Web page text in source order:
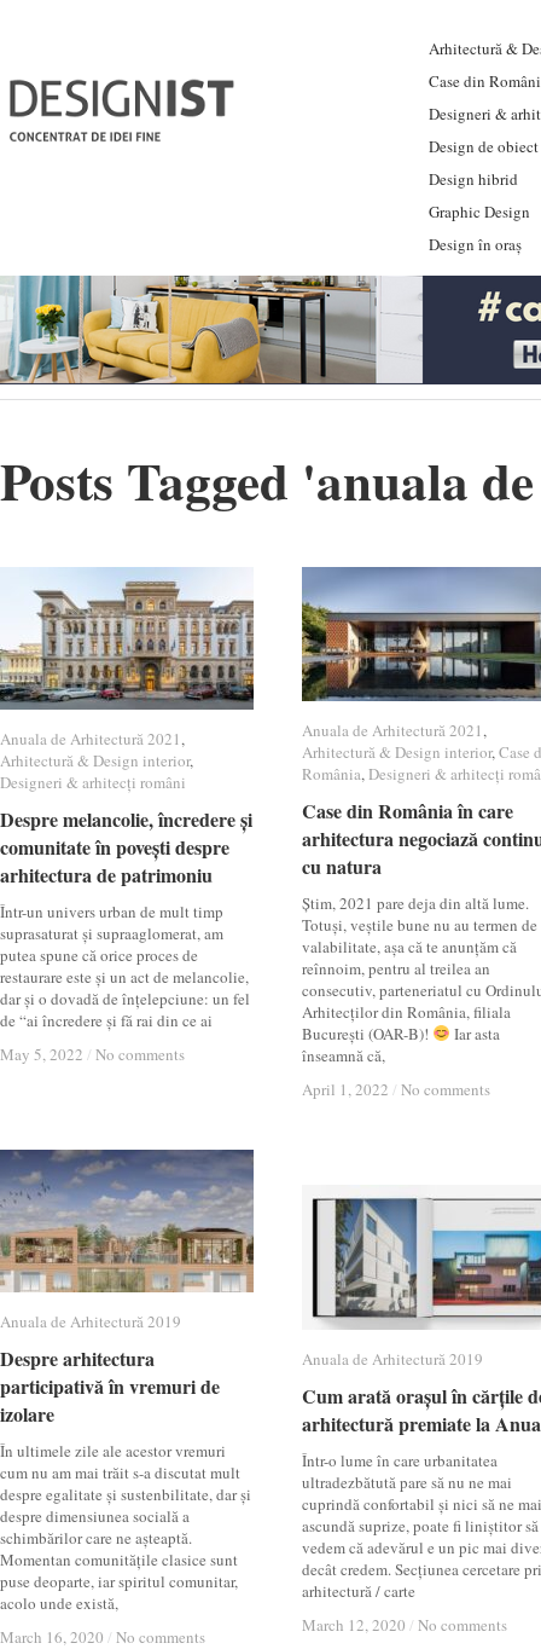
Arhitectură &
Case din
Designeri &
Design de obiect
Design hibrid
Graphic Design
Design în oraș
Posts Tagged 'anuala
Anuala de Arhitectură 2021,
Arhitectură & Design interior,
Designeri & arhitecți români
Despre melancolie, încredere și
comunitate în povești despre
arhitectura de patrimoniu
Într-un univers urban de mult timp
suprasaturat și supraaglomerat, am
putea spune că orice proces de
restaurare este și un act de melancolie,
dar și o dovadă de înțelepciune: un fel
de “ai încredere și fă rai din ce ai
May 5, 2022 / No comments
Anuala de Arhitectură 2021
Arhitectură & Design interior
Designeri & arhitecți români
Despre melancolie, încredere și
comunitate în povești despre
arhitectura de patrimoniu
May 5, 2022 / No comments
Anuala de Arhitectură 2021,
Arhitectură & Design interior,Case
România,Designeri & arhitecți
Case din România în care
arhitectura negociază
cu natura
Știm, 2021 pare deja din altă lume.
Totuși, veștile bune nu au termen de
valabilitate, așa că te anunțăm că
reînnoim, pentru al treilea an
consecutiv, parteneriatul cu
Arhitecților din România, filiala
București (OAR-B)!
Iar asta
înseamnă că,
April 1, 2022 / No comments
Anuala de Arhitectură 2021
Arhitectură & Design interior Case
România Designeri & arhitecți
Case din România în care
arhitectura negociază
cu natura
April 1, 2022 / No comments
Anuala de Arhitectură 2019
Despre arhitectura
participativă în vremuri de
izolare
În ultimele zile ale acestor vremuri
cum nu am mai trăit s-a discutat mult
despre egalitate și sustenbilitate, dar și
despre dimensiunea socială a
schimbărilor care ne așteaptă.
Momentan comunitățile clasice sunt
puse deoparte, iar spiritul comunitar,
acolo unde există,
March 16, 2020 / No comments
Anuala de Arhitectură 2019
Despre arhitectura
participativă în vremuri de
izolare
March 16, 2020 / No comments
Anuala de Arhitectură 2019
Cum arată orașul în cărțile
arhitectură premiate la
Într-o lume în care urbanitatea
ultradezbătută pare să nu ne mai
cuprindă confortabil și nici să ne mai
ascundă suprize, poate fi liniștitor să
vedem că adevărul e un pic mai
decât credem. Secțiunea cercetare
arhitectură / carte
March 12, 2020 / No comments
Anuala de Arhitectură 2019
Cum arată orașul în cărțile
arhitectură premiate la
March 12, 2020 / No comments